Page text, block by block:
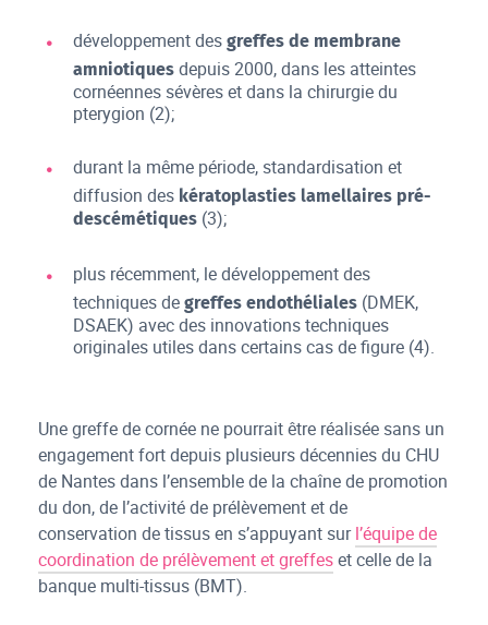
développement desgreffes de membrane
amniotiques depuis 2000, dans les atteintes
cornéennes sévères et dans la chirurgie du
pterygion (2);
durant la même période, standardisation et
diffusion des kératoplasties lamellaires pré-
descémétiques (3);
plus récemment, le développement des
techniques degreffes endothéliales (DMEK,
DSAEK) avec des innovations techniques
originales utiles dans certains cas de figure (4).
Une greffe de cornée ne pourrait être réalisée sans un
engagement fort depuis plusieurs décennies du CHU
de Nantes dans l’ensemble de la chaîne de promotion
du don, de l’activité de prélèvement et de
conservation de tissus en s’appuyant surl’équipe de
coordination de prélèvement et greffeset celle de la
banque multi-tissus (BMT).